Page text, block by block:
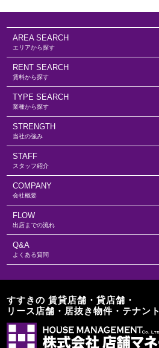
エリアから探す
AREA SEARCH
賃料から探す
RENT SEARCH
業種から探す
TYPE SEARCH
当社の強み
STRENGTH
スタッフ紹介
STAFF
会社概要
COMPANY
出店までの流れ
FLOW
よくある質問
Q&A
すすきの 賃貸店舗・貸店舗・
リース店舗・居抜き物件・テナント